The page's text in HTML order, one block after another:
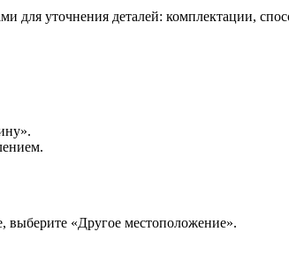
для уточнения деталей: комплектации,
выберите «Другое местоположение».